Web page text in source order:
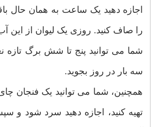
اجازه دهید یک ساعت به همان حال
را صاف کنید. روزی یک لیوان از این
شما می توانید پنج تا شش برگ تازه
سه بار در روز بجوید.
همچنین، شما می توانید یک فنجان چای
تهیه کنید، اجازه دهید سرد شود و